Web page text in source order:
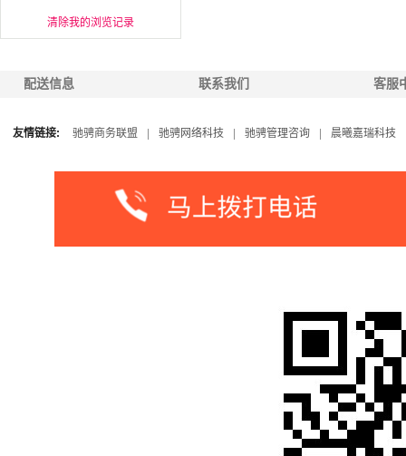
清除我的浏览记录
配送信息 联系我们 客服
友情链接: 驰骋商务联盟 驰骋网络科技 驰骋管理咨询 晨曦嘉瑞科技